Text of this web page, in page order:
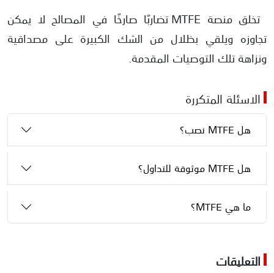
تخلق منصة MTFE تضاربًا صارخًا في المصالح لا يمكن
تجاوزه ويلقي بظلال من الشك الكبيرة على مصداقية
ونزاهة تلك التوصيات المقدمة.
الاسئلة المتكررة
هل MTFE نصب؟
هل MTFE موثوقة للتداول؟
ما هي MTFE؟
التعليقات